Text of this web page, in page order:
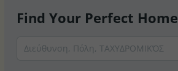
Find Your Perfect Home